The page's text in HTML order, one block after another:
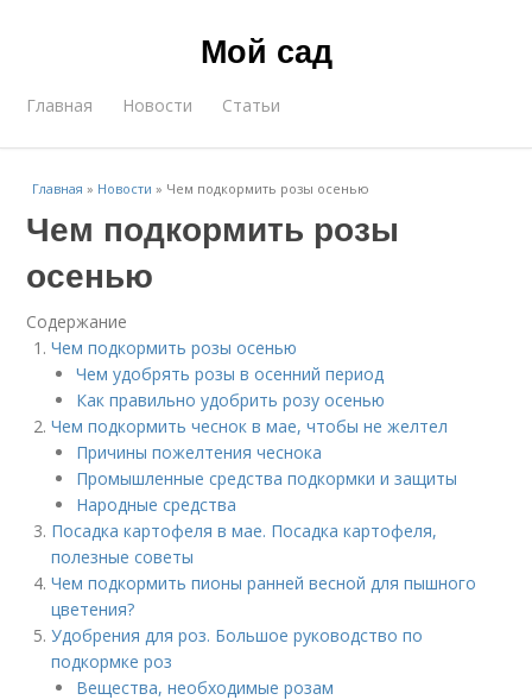
Мой сад
Главная Новости Статьи
Главная » Новости » Чем подкормить розы осенью
Чем подкормить розы
осенью
Содержание
Чем подкормить розы осенью
Чем удобрять розы в осенний период
Как правильно удобрить розу осенью
Чем подкормить чеснок в мае, чтобы не желтел
Причины пожелтения чеснока
Промышленные средства подкормки и защиты
Народные средства
Посадка картофеля в мае. Посадка картофеля,
полезные советы
Чем подкормить пионы ранней весной для пышного
цветения?
Удобрения для роз. Большое руководство по
подкормке роз
Вещества, необходимые розам